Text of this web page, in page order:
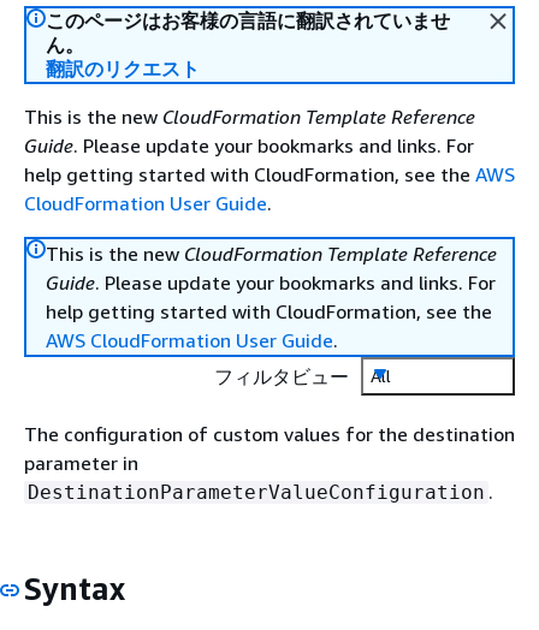
このページはお客様の言語に翻訳されていませ
ん。
翻訳のリクエスト
This is the new CloudFormation Template Reference
Guide. Please update your bookmarks and links. For
help getting started with CloudFormation, see the AWS
CloudFormation User Guide.
This is the new CloudFormation Template Reference
Guide. Please update your bookmarks and links. For
help getting started with CloudFormation, see the
AWS CloudFormation User Guide.
フィルタビュー
All
The configuration of custom values for the destination
parameter in
DestinationParameterValueConfiguration .
Syntax